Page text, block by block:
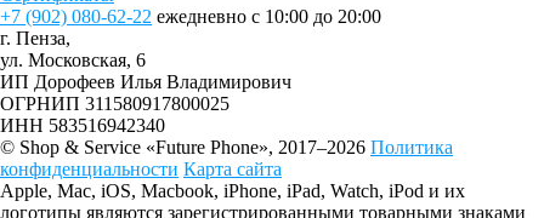
+7 (902) 080-62-22 ежедневно с 10:00 до 20:00
г. Пенза,
ул. Московская, 6
ИП Дорофеев Илья Владимирович
ОГРНИП 311580917800025
ИНН 583516942340
© Shop & Service «Future Phone», 2017–2026 Политика
конфиденциальности Карта сайта
Apple, Mac, iOS, Macbook, iPhone, iPad, Watch, iPod и их
логотипы являются зарегистрированными товарными знаками